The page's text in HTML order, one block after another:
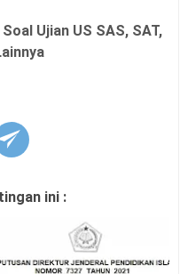
Ujian US SAS, SAT,
ini :